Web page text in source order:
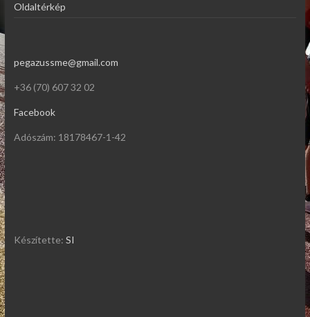
Oldaltérkép
pegazussme@gmail.com
+36 (70) 607 32 02
Facebook
Adószám: 18178467-1-42
Készítette: SI